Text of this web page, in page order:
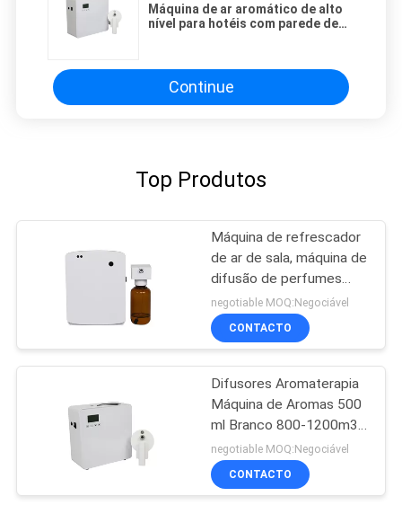
Máquina de ar aromático de alto
nível para hotéis com parede de
Continue
Top Produtos
Máquina de refrescador
de ar de sala, máquina de
difusão de perfumes
para banheiro
negotiable MOQ:Negociável
CONTACTO
Difusores Aromaterapia
Máquina de Aromas 500
ml Branco 800-1200m3
Cobertura de Aromas
negotiable MOQ:Negociável
CONTACTO